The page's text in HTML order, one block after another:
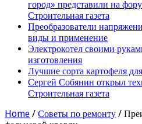
город» представили на
Строительная газета
Преобразователи
виды и применение
Электрокотел своими
изготовления
Лучшие сорта картофеля
Сергей Собянин открыл
Строительная газета
Home / Советы по ремонту /